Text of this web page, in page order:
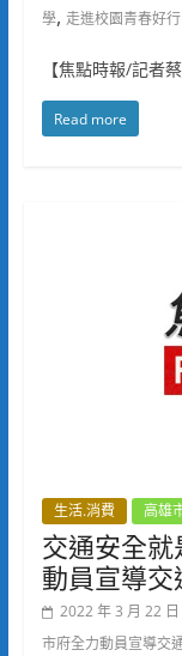
學, 走進校園青春好
【焦點時報/記者
Read more
生活.消費 高雄
交通安全
動員宣導交
2022 年 3 月 22 日
市府全力動員宣導交